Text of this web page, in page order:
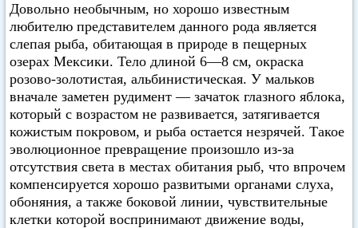
Довольно необычным, но хорошо известным
любителю представителем данного рода является
слепая рыба, обитающая в природе в пещерных
озерах Мексики. Тело длиной 6—8 см, окраска
розово-золотистая, альбинистическая. У мальков
вначале заметен рудимент — зачаток глазного яблока,
который с возрастом не развивается, затягивается
кожистым покровом, и рыба остается незрячей. Такое
эволюционное превращение произошло из-за
отсутствия света в местах обитания рыб, что впрочем
компенсируется хорошо развитыми органами слуха,
обоняния, а также боковой линии, чувствительные
клетки которой воспринимают движение воды,